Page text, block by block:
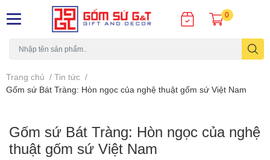
0
Trang chủ / Tin tức /
Gốm sứ Bát Tràng: Hòn ngọc của nghệ thuật gốm sứ Việt Nam
Gốm sứ Bát Tràng: Hòn ngọc của nghệ
thuật gốm sứ Việt Nam